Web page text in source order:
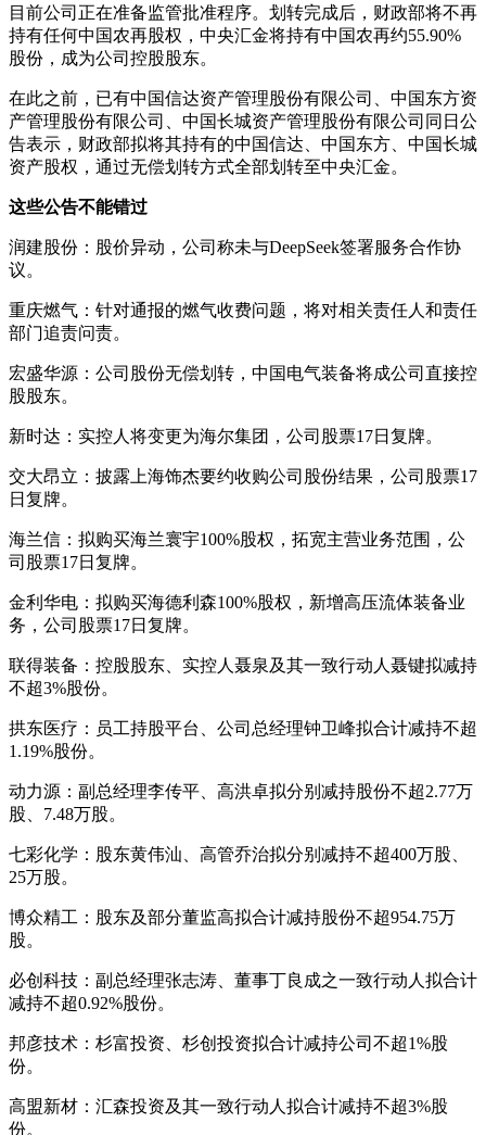
目前公司正在准备监管批准程序。划转完成后，财政部将不再
持有任何中国农再股权，中央汇金将持有中国农再约55.90%
股份，成为公司控股股东。
在此之前，已有中国信达资产管理股份有限公司、中国东方资
产管理股份有限公司、中国长城资产管理股份有限公司同日公
告表示，财政部拟将其持有的中国信达、中国东方、中国长城
资产股权，通过无偿划转方式全部划转至中央汇金。
这些公告不能错过
润建股份：股价异动，公司称未与DeepSeek签署服务合作协
议。
重庆燃气：针对通报的燃气收费问题，将对相关责任人和责任
部门追责问责。
宏盛华源：公司股份无偿划转，中国电气装备将成公司直接控
股股东。
新时达：实控人将变更为海尔集团，公司股票17日复牌。
交大昂立：披露上海饰杰要约收购公司股份结果，公司股票17
日复牌。
海兰信：拟购买海兰寰宇100%股权，拓宽主营业务范围，公
司股票17日复牌。
金利华电：拟购买海德利森100%股权，新增高压流体装备业
务，公司股票17日复牌。
联得装备：控股股东、实控人聂泉及其一致行动人聂键拟减持
不超3%股份。
拱东医疗：员工持股平台、公司总经理钟卫峰拟合计减持不超
1.19%股份。
动力源：副总经理李传平、高洪卓拟分别减持股份不超2.77万
股、7.48万股。
七彩化学：股东黄伟汕、高管乔治拟分别减持不超400万股、
25万股。
博众精工：股东及部分董监高拟合计减持股份不超954.75万
股。
必创科技：副总经理张志涛、董事丁良成之一致行动人拟合计
减持不超0.92%股份。
邦彦技术：杉富投资、杉创投资拟合计减持公司不超1%股
份。
高盟新材：汇森投资及其一致行动人拟合计减持不超3%股
份。